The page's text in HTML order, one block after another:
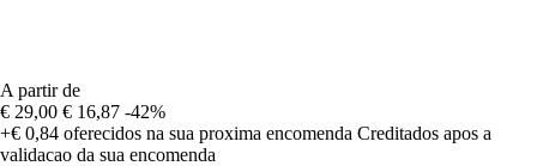
A partir de
€ 29,00 € 16,87 -42%
+€ 0,84 oferecidos na sua proxima encomenda Creditados apos a
validacao da sua encomenda